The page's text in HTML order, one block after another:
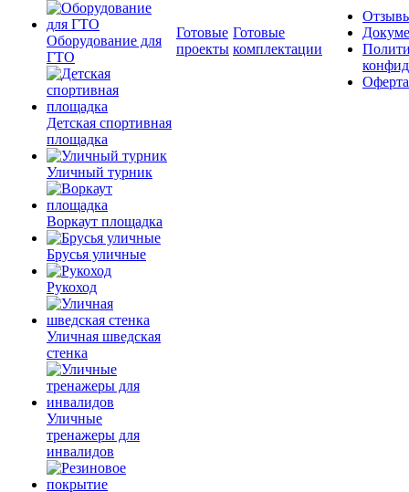
Оборудование для
ГТО
Детская спортивная
площадка
Уличный турник
Воркаут площадка
Брусья уличные
Рукоход
Уличная шведская
стенка
Уличные
тренажеры для
инвалидов
Готовые
проекты
Готовые
комплектации
Оферта